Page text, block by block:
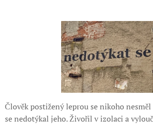
Člověk postižený leprou se nikoho
se nedotýkal jeho. Živořil v izolaci a